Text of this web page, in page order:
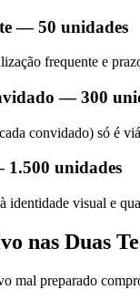
— 50 unidades
frequente e
— 300
convidado) só é
unidades
identidade visual e
nas Duas
mal preparado